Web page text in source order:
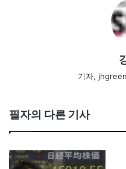
기자,
필자의 다른 기사